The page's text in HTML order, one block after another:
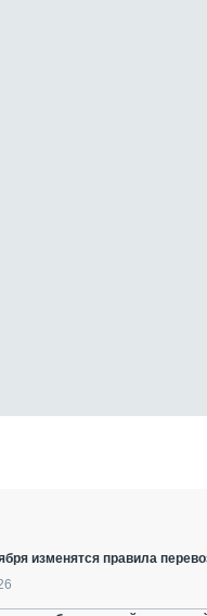
изменятся правила